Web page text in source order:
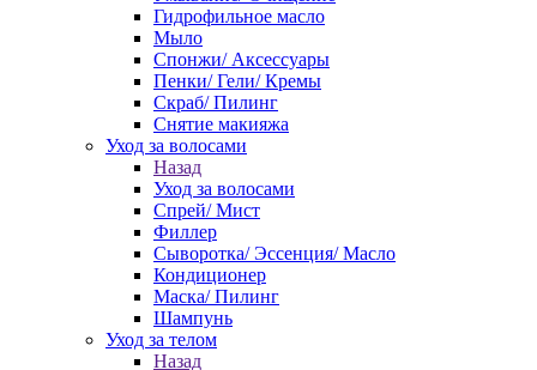
Гидрофильное масло
Мыло
Спонжи/ Аксессуары
Пенки/ Гели/ Кремы
Скраб/ Пилинг
Снятие макияжа
Уход за волосами
Назад
Уход за волосами
Спрей/ Мист
Филлер
Сыворотка/ Эссенция/ Масло
Кондиционер
Маска/ Пилинг
Шампунь
Уход за телом
Назад